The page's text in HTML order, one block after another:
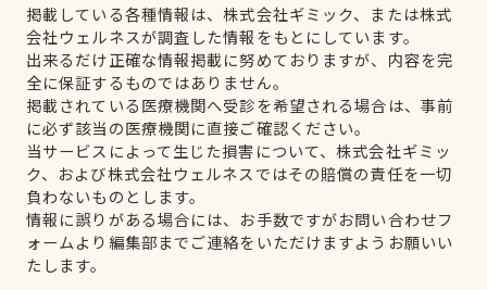
掲載している各種情報は、株式会社ギミック、または株式
会社ウェルネスが調査した情報をもとにしています。
出来るだけ正確な情報掲載に努めておりますが、内容を完
全に保証するものではありません。
掲載されている医療機関へ受診を希望される場合は、事前
に必ず該当の医療機関に直接ご確認ください。
当サービスによって生じた損害について、株式会社ギミッ
ク、および株式会社ウェルネスではその賠償の責任を一切
負わないものとします。
情報に誤りがある場合には、お手数ですがお問い合わせフ
ォームより編集部までご連絡をいただけますようお願いい
たします。